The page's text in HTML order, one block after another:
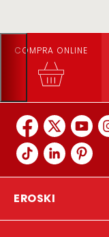
COMPRA ONLINE
EROSKI